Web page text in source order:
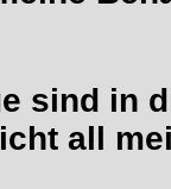
sind in
all